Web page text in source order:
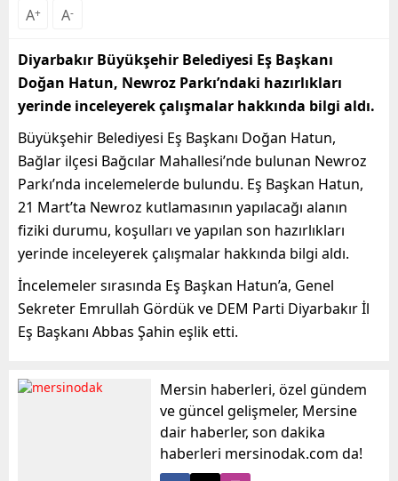
A+ A-
Diyarbakır Büyükşehir Belediyesi Eş Başkanı
Doğan Hatun, Newroz Parkı’ndaki hazırlıkları
yerinde inceleyerek çalışmalar hakkında bilgi aldı.
Büyükşehir Belediyesi Eş Başkanı Doğan Hatun,
Bağlar ilçesi Bağcılar Mahallesi’nde bulunan Newroz
Parkı’nda incelemelerde bulundu. Eş Başkan Hatun,
21 Mart’ta Newroz kutlamasının yapılacağı alanın
fiziki durumu, koşulları ve yapılan son hazırlıkları
yerinde inceleyerek çalışmalar hakkında bilgi aldı.
İncelemeler sırasında Eş Başkan Hatun’a, Genel
Sekreter Emrullah Gördük ve DEM Parti Diyarbakır İl
Eş Başkanı Abbas Şahin eşlik etti.
Mersin haberleri, özel gündem
ve güncel gelişmeler, Mersine
dair haberler, son dakika
haberleri mersinodak.com da!